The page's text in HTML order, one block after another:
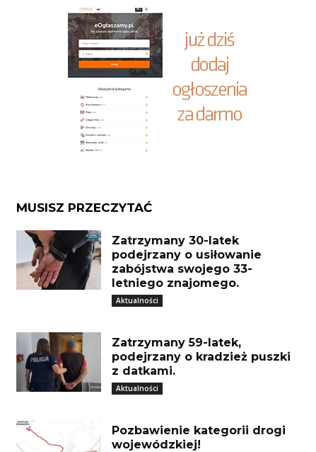
MUSISZ PRZECZYTAĆ
Zatrzymany 30-latek
podejrzany o usiłowanie
zabójstwa swojego 33-
letniego znajomego.
Aktualności
Zatrzymany 59-latek,
podejrzany o kradzież puszki
z datkami.
Aktualności
Pozbawienie kategorii drogi
wojewódzkiej!